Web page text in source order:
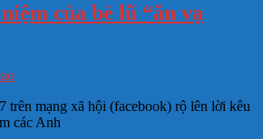
của bè lũ “ăn vạ
trên mạng xã hội (facebook) rộ lên lời kêu
các Anh